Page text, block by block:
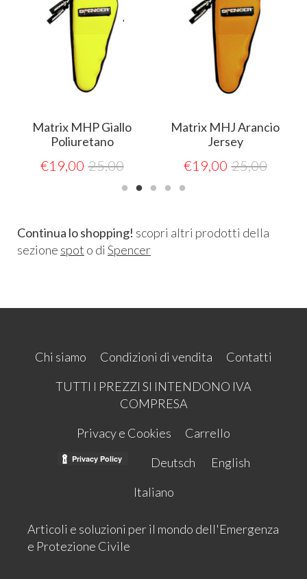
Matrix MHP Giallo
Poliuretano
€19,00 25,00
Matrix MHJ Arancio
Jersey
€19,00 25,00
Continua lo shopping! scopri altri prodotti della
sezione spot o di Spencer
Chi siamo Condizioni di vendita
Contatti
TUTTI I PREZZI SI INTENDONO IVA
COMPRESA
Privacy e Cookies
Carrello
Deutsch
English
Italiano
Articoli e soluzioni per il mondo dell'Emergenza
e Protezione Civile